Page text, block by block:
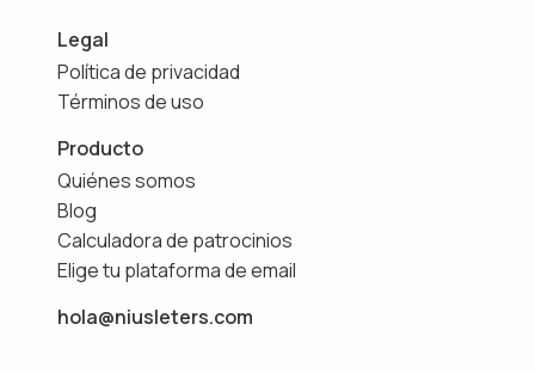
Legal
Política de privacidad
Términos de uso
Producto
Quiénes somos
Blog
Calculadora de patrocinios
Elige tu plataforma de email
hola@niusleters.com